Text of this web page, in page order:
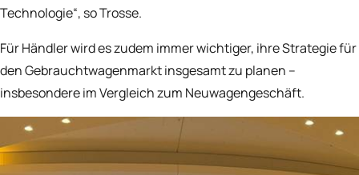
Technologie“, so Trosse.
Für Händler wird es zudem immer wichtiger, ihre Strategie für
den Gebrauchtwagenmarkt insgesamt zu planen –
insbesondere im Vergleich zum Neuwagengeschäft.